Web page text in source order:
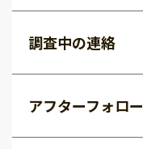
調査中の連絡
アフターフォロー